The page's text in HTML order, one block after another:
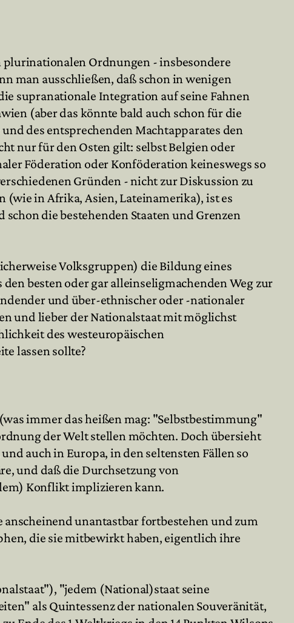
Ordnungen - insbesondere
man ausschließen, daß schon in wenigen
supranationale Integration auf seine Fahnen
(aber das könnte bald auch schon für die
des entsprechenden Machtapparates den
nur für den Osten gilt: selbst Belgien oder
Föderation oder Konföderation keineswegs so
Gründen - nicht zur Diskussion zu
(wie in Afrika, Asien, Lateinamerika), ist es
die bestehenden Staaten und Grenzen
Volksgruppen) die Bildung eines
besten oder gar alleinseligmachenden Weg zur
und über-ethnischer oder -nationaler
und lieber der Nationalstaat mit möglichst
des westeuropäischen
lassen sollte?
immer das heißen mag: "Selbstbestimmung"
der Welt stellen möchten. Doch übersieht
auch in Europa, in den seltensten Fällen so
und daß die Durchsetzung von
Konflikt implizieren kann.
unantastbar fortbestehen und zum
die sie mitbewirkt haben, eigentlich ihre
"jedem (National)staat seine
als Quintessenz der nationalen Souveränität,